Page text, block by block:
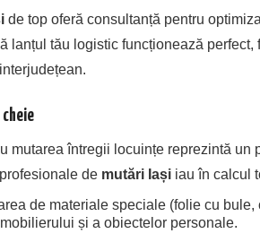
de top oferă consultanță pentru
lanțul tău logistic funcționează perfect,
mutarea întregii locuințe reprezintă un
de mutări Iași iau în calcul
de materiale speciale (folie cu bule,
și a obiectelor personale.